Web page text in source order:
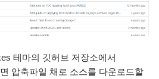
테마의 깃허브 저장소에서
압축파일 채로 소스를 다운로드할